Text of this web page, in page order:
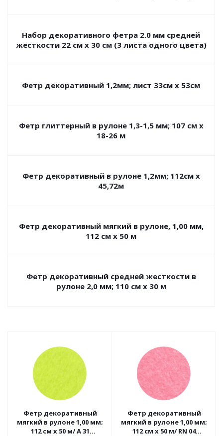
Набор декоративного фетра 2.0 мм средней
жесткости 22 см х 30 см (3 листа одного цвета)
Фетр декоративный 1,2мм; лист 33см х 53см
Фетр глиттерный в рулоне 1,3-1,5 мм; 107 см х
18-26 м
Фетр декоративный в рулоне 1,2мм; 112см х
45,72м
Фетр декоративный мягкий в рулоне, 1,00 мм,
112 см х 50 м
Фетр декоративный средней жесткости в
рулоне 2,0 мм; 110 см х 30 м
Фетр декоративный
мягкий в рулоне 1,00 мм;
112 см х 50 м/ A 31
Фетр декоративный
мягкий в рулоне 1,00 мм;
112 см х 50 м/ RN 04